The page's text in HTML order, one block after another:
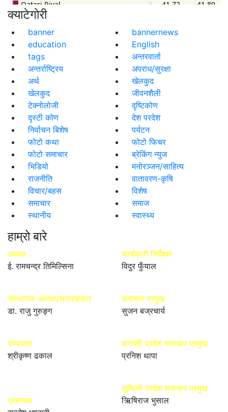
क्याटेगोरी
banner
bannernews
education
English
tags
अन्तरवार्ता
अन्तर्राष्ट्रिय
अपराध/सुरक्षा
अर्थ
खेलकुद
खेलकुद
जीवनशैली
टेक्नोलोजी
दृष्टिकोण
दृस्टी कोण
देश परदेश
निर्वाचन बिशेष
पर्यटन
फोटो कथा
फोटो फिचर
फोटो समाचार
ब्रेकिंग न्युज
भिडियो
मनोरञ्जन/साहित्य
राजनीति
वातावरण-कृषि
विचार/बहस
विशेष
समाचार
समाज
स्थानीय
स्वास्थ्य
हाम्रो बारे
अध्यक्ष
ई. रामचन्द्र तिमिल्सिना
संस्थापक अध्यक्ष/सल्लाहकार
डा. राजु गुरुङ्ग
सम्पादक
श्रीकृष्ण ढकाल
प्रबन्धक
कार्यकारी निर्देशक
विदुर फुँयाल
समाचार प्रमुख
सुजन बज्रचार्य
बागमती प्रदेश समाचार प्रमुख
प्रनिश थापा
लुम्बिनी प्रदेश समाचार प्रमुख
ऋिषिराज भुसाल